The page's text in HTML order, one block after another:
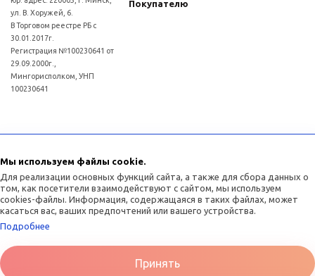
ул. В. Хоружей, 6.
В Торговом реестре РБ с
30.01.2017г.
Регистрация №100230641 от
29.09.2000г.,
Мингорисполком, УНП
100230641
Покупателю
(017)3771393
Мы используем файлы cookie.
Для реализации основных функций сайта, а также для сбора данных о
том, как посетители взаимодействуют с сайтом, мы используем
cookies-файлы. Информация, содержащаяся в таких файлах, может
касаться вас, ваших предпочтений или вашего устройства.
Подробнее
Принять